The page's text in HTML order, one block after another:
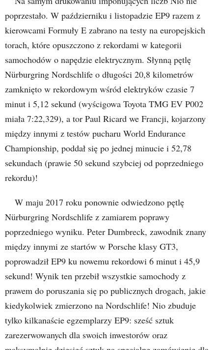
poprzestało. W październiku i listopadzie EP9 razem z
kierowcami Formuły E zabrano na testy na europejskich
torach, które opuszczono z rekordami w kategorii
samochodów o napędzie elektrycznym. Słynną pętlę
Nürburgring Nordschlife o długości 20,8 kilometrów
zamknięto w rekordowym wśród elektryków czasie 7
minut i 5,12 sekund (wyścigowa Toyota TMG EV P002
miała 7:22,329), a tor Paul Ricard we Francji, kojarzony
między innymi z testów pucharu World Endurance
Championship, poddał się po jednej minucie i 52,78
sekundach (prawie 50 sekund szybciej od poprzedniego
rekordu)!
W maju 2017 roku ponownie odwiedzono pętlę
Nürburgring Nordschlife z zamiarem poprawy
poprzedniego wyniku. Peter Dumbreck, zawodnik znany
między innymi ze startów w Porsche klasy GT3,
poprowadził EP9 ku nowemu rekordowi 6 minut i 45,9
sekund! Wynik ten przebił wszystkie samochody z
prawem do poruszania się po publicznych drogach, jakie
kiedykolwiek zmierzono na Nordschlife! Nio zbuduje
tylko kilkanaście egzemplarzy EP9: sześć sztuk
zarezerwowanych dla swoich inwestorów oraz